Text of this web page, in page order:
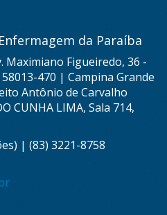
da Paraíba
Maximiano Figueiredo, 36 -
470 | Campina Grande
Antônio de Carvalho
CUNHA LIMA, Sala 714,
| (83) 3221-8758